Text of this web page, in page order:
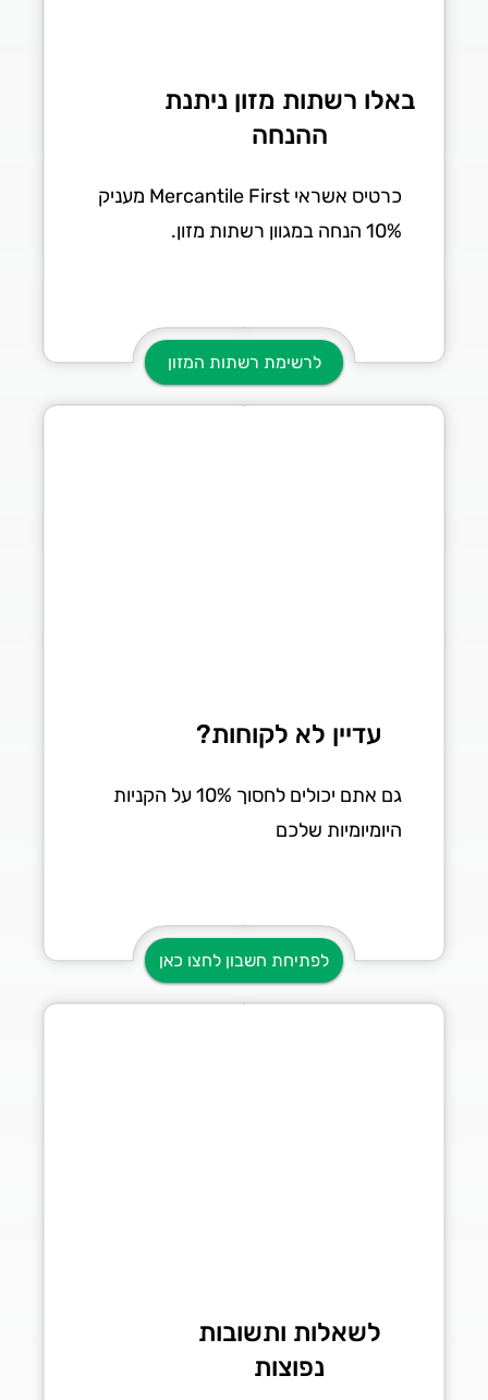
באלו רשתות מזון ניתנת
ההנחה
כרטיס אשראי Mercantile First מעניק
10% הנחה במגוון רשתות מזון.
לרשימת רשתות המזון
עדיין לא לקוחות?
גם אתם יכולים לחסוך 10% על הקניות
היומיומיות שלכם
לפתיחת חשבון לחצו כאן
לשאלות ותשובות
נפוצות